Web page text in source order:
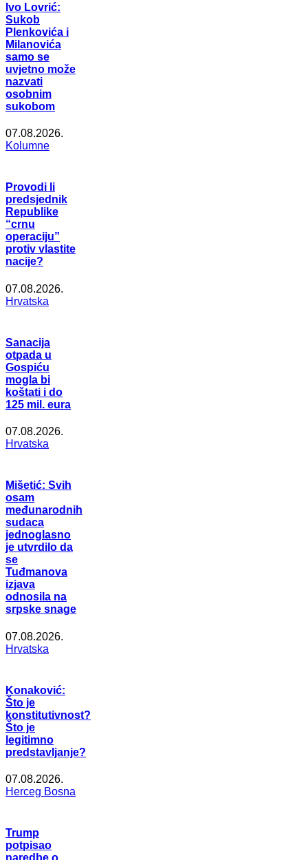
Ivo Lovrić:
Sukob
Plenkovića i
Milanovića
samo se
uvjetno može
nazvati
osobnim
sukobom
07.08.2026.
Kolumne
Provodi li
predsjednik
Republike
“crnu
operaciju”
protiv vlastite
nacije?
07.08.2026.
Hrvatska
Sanacija
otpada u
Gospiću
mogla bi
koštati i do
125 mil. eura
07.08.2026.
Hrvatska
Mišetić: Svih
osam
međunarodnih
sudaca
jednoglasno
je utvrdilo da
se
Tuđmanova
izjava
odnosila na
srpske snage
07.08.2026.
Hrvatska
Konaković:
Što je
konstitutivnost?
Što je
legitimno
predstavljanje?
07.08.2026.
Herceg Bosna
Trump
potpisao